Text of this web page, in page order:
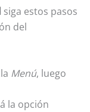
siga estos pasos
del
Menú, luego
la opción